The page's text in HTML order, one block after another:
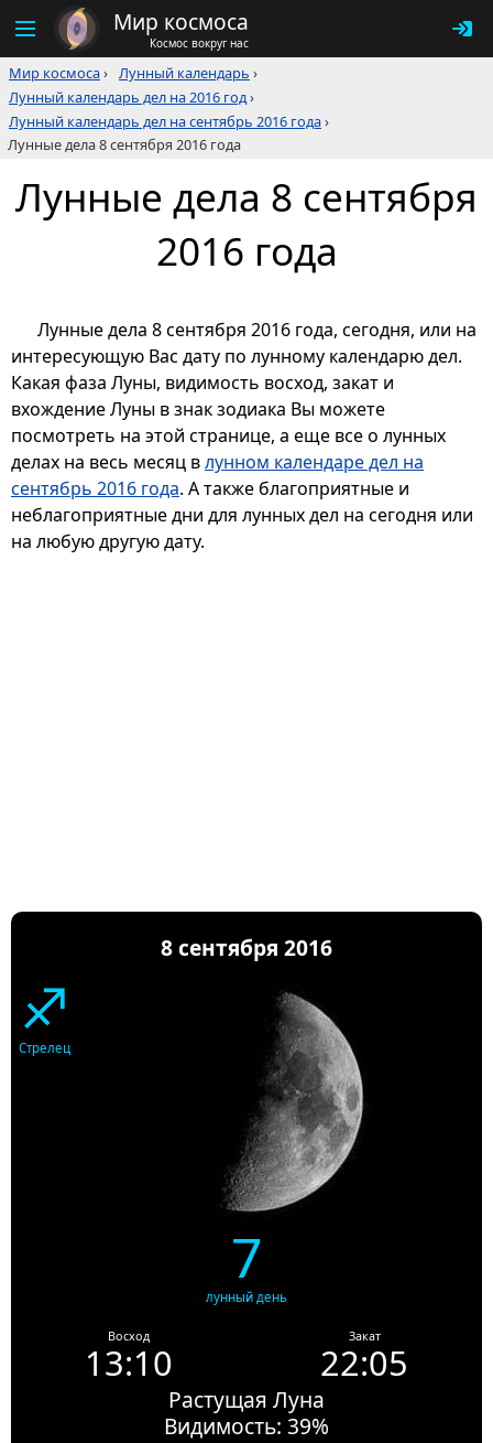
Мир космоса
Космос вокруг нас
Мир космоса› Лунный календарь ›
Лунный календарь дел на 2016 год›
Лунный календарь дел на сентябрь 2016 года›
Лунные дела 8 сентября 2016 года
Лунные дела 8 сентября
2016 года
Лунные дела 8 сентября 2016 года, сегодня, или на
интересующую Вас дату по лунному календарю дел.
Какая фаза Луны, видимость восход, закат и
вхождение Луны в знак зодиака Вы можете
посмотреть на этой странице, а еще все о лунных
делах на весь месяц влунном календаре дел на
сентябрь 2016 года. А также благоприятные и
неблагоприятные дни для лунных дел на сегодня или
на любую другую дату.
8 сентября 2016
♐
Стрелец
7
лунный день
Восход
13:10
Закат
22:05
Растущая Луна
Видимость: 39%